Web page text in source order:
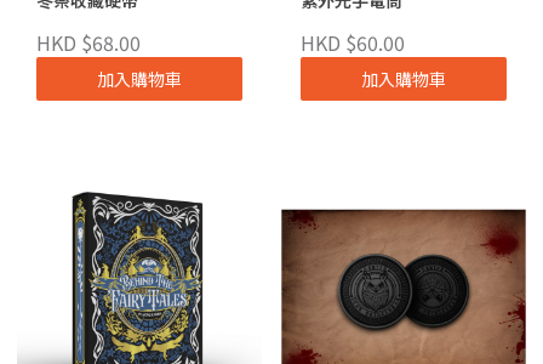
HKD $68.00
加入購物車
HKD $60.00
加入購物車